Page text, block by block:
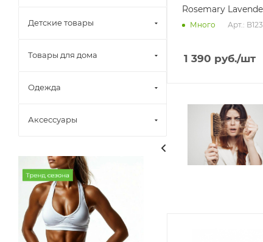
Много Арт.: B123
1 390 руб./шт
Детские товары
Товары для дома
Одежда
Аксессуары